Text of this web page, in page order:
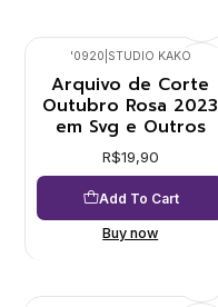
'0920 STUDIO KAKO
Arquivo de Corte
Outubro Rosa 2023
em Svg e Outros
R$19,90
Add To Cart
Buy now